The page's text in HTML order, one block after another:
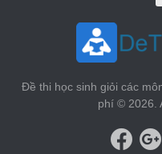
Đề thi học sinh giỏi các
phí © 2026.